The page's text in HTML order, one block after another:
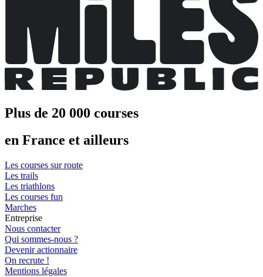
Plus de 20 000 courses
en France et ailleurs
Les courses sur route
Les trails
Les triathlons
Les courses fun
Marches
Entreprise
Nous contacter
Qui sommes-nous ?
Devenir actionnaire
On recrute !
Mentions légales